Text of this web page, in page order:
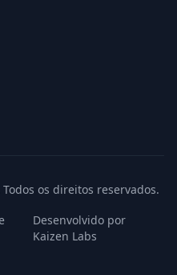
os direitos reservados.
Desenvolvido por
Kaizen Labs